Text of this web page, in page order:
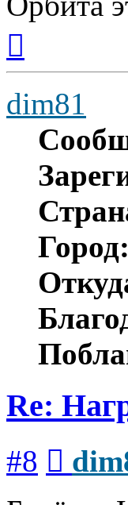
началу
dim81
Город:
Re:
#8